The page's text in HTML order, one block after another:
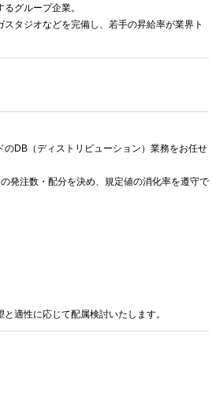
グループ企業。
タジオなどを完備し、若手の昇給率が業界ト
のDB（ディストリビューション）業務をお任せ
発注数・配分を決め、規定値の消化率を遵守で
適性に応じて配属検討いたします。